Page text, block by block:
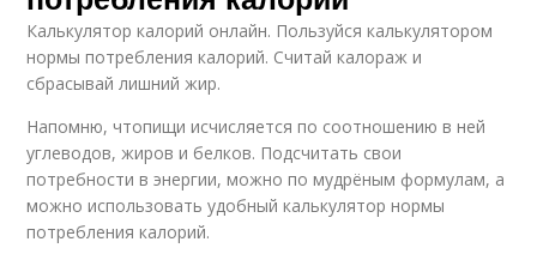
Калькулятор калорий онлайн. Пользуйся калькулятором
нормы потребления калорий. Считай калораж и
сбрасывай лишний жир.
Напомню, чтопищи исчисляется по соотношению в ней
углеводов, жиров и белков. Подсчитать свои
потребности в энергии, можно по мудрёным формулам, а
можно использовать удобный калькулятор нормы
потребления калорий.